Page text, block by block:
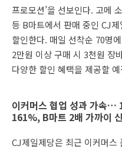
프로모션’을 선보인다. 고메
등 B마트에서 판매 중인 CJ
할인한다. 매일 선착순 70명
2만원 이상 구매 시 3천원 장
다양한 할인 혜택을 제공할
이커머스 협업 성과 가속…
161%, B마트 2배 가까이
CJ제일제당은 최근 이커머스